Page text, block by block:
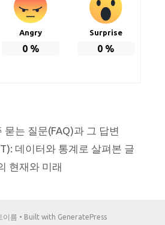
Angry
0 %
Surprise
0 %
묻는 질문(FAQ)과 그 답변
데이터와 통계로 살펴본 글
현재와 미래
이름 • Built with GeneratePress